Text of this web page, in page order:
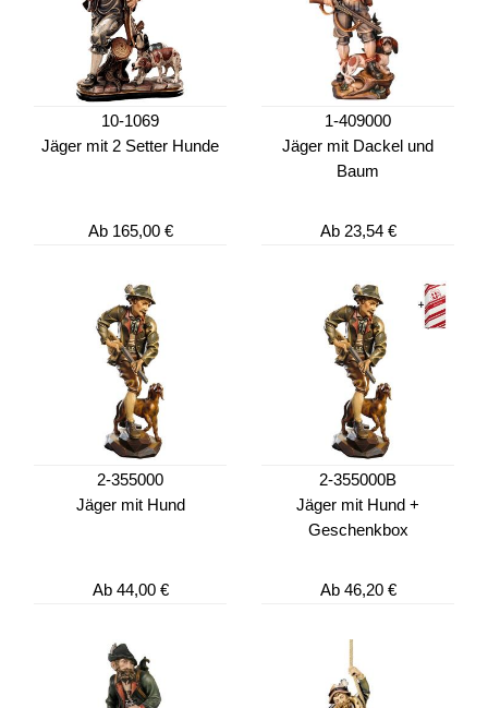
10-1069
Jäger mit 2 Setter Hunde
Ab165,00 €
1-409000
Jäger mit Dackel und
Baum
Ab23,54 €
2-355000
Jäger mit Hund
Ab44,00 €
2-355000B
Jäger mit Hund +
Geschenkbox
Ab46,20 €